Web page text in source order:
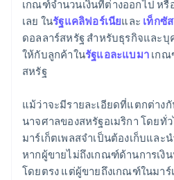
เกณฑ์จำนวนเงินที่ต่างออกไป ห
เลย ในรัฐแคลิฟอร์เนียและ เท็กซัส
ดอลลาร์สหรัฐ สําหรับธุรกิจและ
ให้กับลูกค้าในรัฐแอละแบมา เกณ
สหรัฐ
แม้ว่าจะมีรายละเอียดที่แตกต่าง
นาจศาลของสหรัฐอเมริกา โดยทั่
มาร์เก็ตเพลสจําเป็นต้องเก็บและ
หากผู้ขายไม่ถึงเกณฑ์ด้านการเงิ
โดยตรง แต่ผู้ขายถึงเกณฑ์ในมาร์